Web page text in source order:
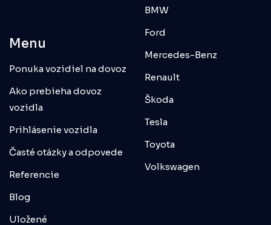
Menu
Ponuka vozidiel na dovoz
Ako prebieha dovoz
vozidla
Prihlásenie vozidla
Časté otázky a odpovede
Referencie
Blog
Uložené
BMW
Ford
Mercedes-Benz
Renault
Škoda
Tesla
Toyota
Volkswagen